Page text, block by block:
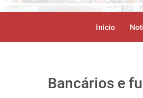
Inicio
Bancários e